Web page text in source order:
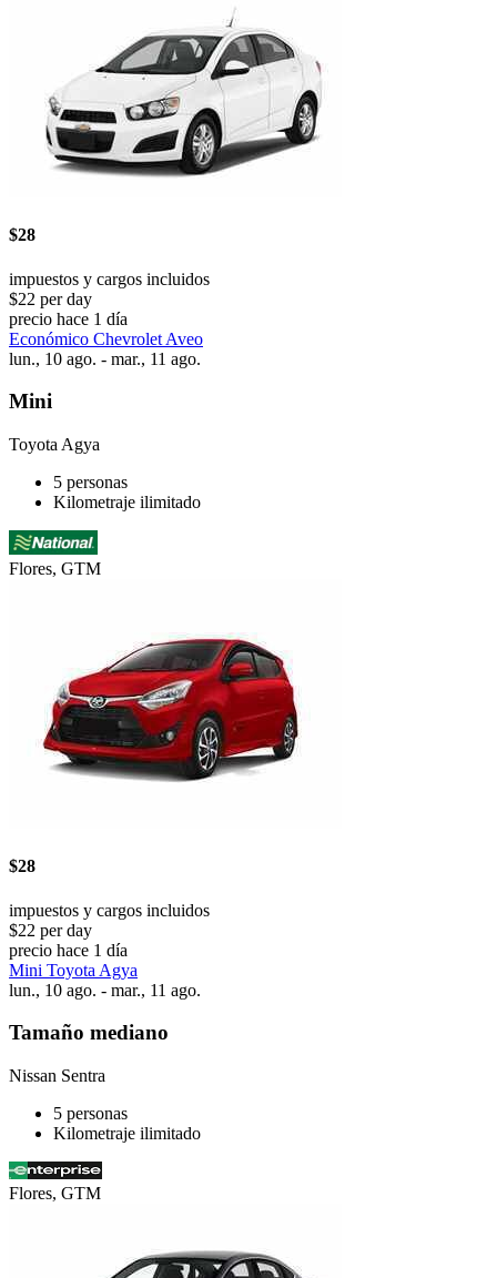
$28
impuestos y cargos incluidos
$22 per day
precio hace 1 día
Económico Chevrolet Aveo
lun., 10 ago. - mar., 11 ago.
Mini
Toyota Agya
5 personas
Kilometraje ilimitado
Flores, GTM
$28
impuestos y cargos incluidos
$22 per day
precio hace 1 día
Mini Toyota Agya
lun., 10 ago. - mar., 11 ago.
Tamaño mediano
Nissan Sentra
5 personas
Kilometraje ilimitado
Flores, GTM